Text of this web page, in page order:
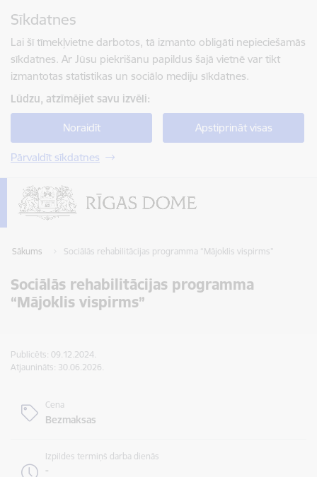
Sīkdatnes
Lai šī tīmekļvietne darbotos, tā izmanto obligāti nepieciešamās
sīkdatnes. Ar Jūsu piekrišanu papildus šajā vietnē var tikt
izmantotas statistikas un sociālo mediju sīkdatnes.
Lūdzu, atzīmējiet savu izvēli:
Noraidīt Apstiprināt visas
Pārvaldīt sīkdatnes
Sākums Sociālās rehabilitācijas programma “Mājoklis vispirms”
Sociālās rehabilitācijas programma
“Mājoklis vispirms”
Publicēts: 09.12.2024.
Atjaunināts: 30.06.2026.
Cena
Bezmaksas
Izpildes termiņš darba dienās
-